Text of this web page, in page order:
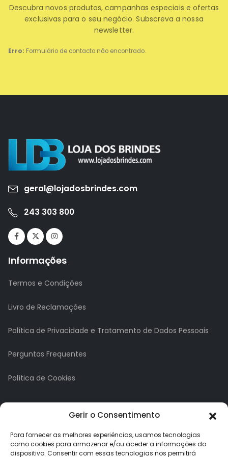
Gerir o Consentimento
Para fornecer as melhores experiências, usamos tecnologias
como cookies para armazenar e/ou aceder a informações do
dispositivo. Consentir com essas tecnologias nos permitirá
Erro: Formulário de contacto não encontrado.
Descubra novos produtos, campanhas especiais e ofertas
exclusivas para o seu negócio. Subscreva a nossa
newsletter.
geral@lojadosbrindes.com
243 303 800
Informações
Termos e Condições
Livro de Reclamações
Política de Privacidade e Tratamento de Dados Pessoais
Perguntas Frequentes
Política de Cookies
A minha conta
A Minha Conta